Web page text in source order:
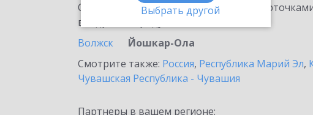
Выбрать другой
Ознакомьтесь с информационными
внедрение продукта.
Волжск
Йошкар-Ола
Смотрите также: Россия, Республика Марий Эл,
Чувашская Республика - Чувашия
Партнеры в вашем регионе: